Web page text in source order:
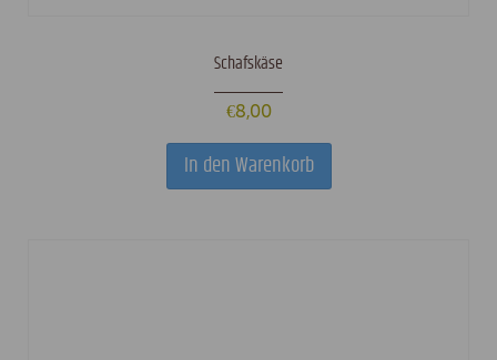
Schafskäse
€8,00
In den Warenkorb